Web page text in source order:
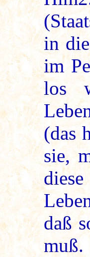
in
im
los
(das
sie,
daß
muß.